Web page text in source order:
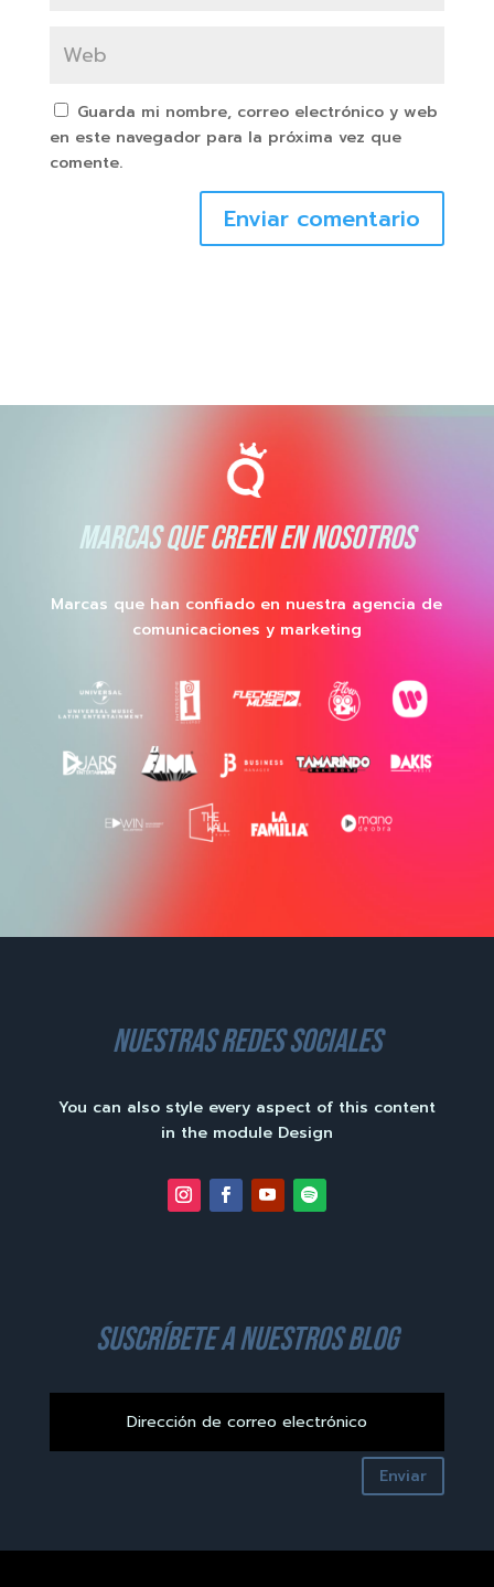
Guarda mi nombre, correo electrónico y web
en este navegador para la próxima vez que
comente.
Enviar comentario
MARCAS QUE CREEN EN NOSOTROS
Marcas que han confiado en nuestra agencia de
comunicaciones y marketing
nuestras redes sociales
You can also style every aspect of this content
in the module Design
suscríbete a nuestros blog
Enviar